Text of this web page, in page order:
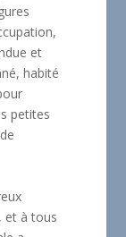
et
habité
petites
et à tous